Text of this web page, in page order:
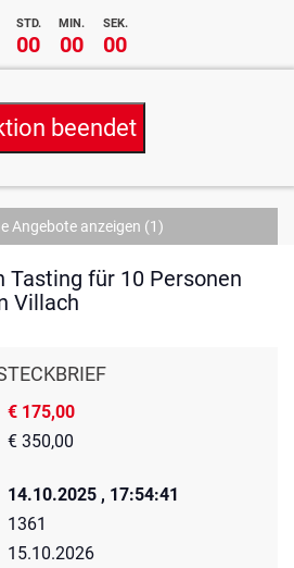
STD. MIN. SEK.
00 00 00
beendet
Angebote anzeigen (1)
Tasting für 10 Personen
Villach
€ 175,00
€ 350,00
14.10.2025 , 17:54:41
1361
15.10.2026